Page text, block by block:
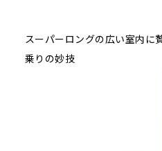
スーパーロングの広い室内に
乗りの妙技